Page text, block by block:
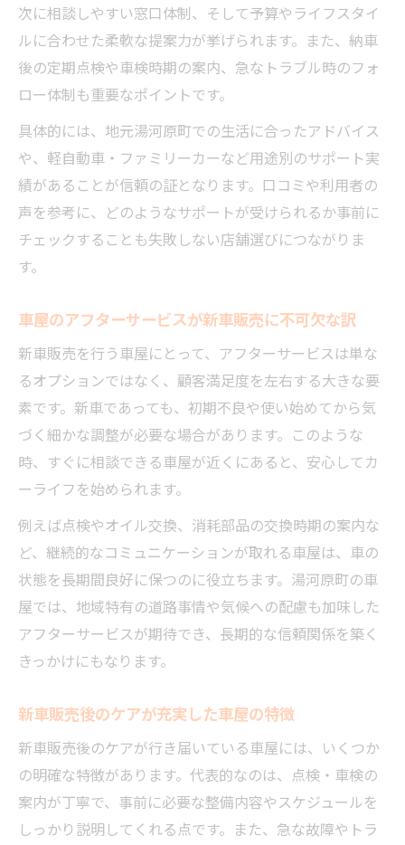
次に相談しやすい窓口体制、そして予算やライフスタイ
ルに合わせた柔軟な提案力が挙げられます。また、納車
後の定期点検や車検時期の案内、急なトラブル時のフォ
ロー体制も重要なポイントです。
具体的には、地元湯河原町での生活に合ったアドバイス
や、軽自動車・ファミリーカーなど用途別のサポート実
績があることが信頼の証となります。口コミや利用者の
声を参考に、どのようなサポートが受けられるか事前に
チェックすることも失敗しない店舗選びにつながりま
す。
車屋のアフターサービスが新車販売に不可欠な訳
新車販売を行う車屋にとって、アフターサービスは単な
るオプションではなく、顧客満足度を左右する大きな要
素です。新車であっても、初期不良や使い始めてから気
づく細かな調整が必要な場合があります。このような
時、すぐに相談できる車屋が近くにあると、安心してカ
ーライフを始められます。
例えば点検やオイル交換、消耗部品の交換時期の案内な
ど、継続的なコミュニケーションが取れる車屋は、車の
状態を長期間良好に保つのに役立ちます。湯河原町の車
屋では、地域特有の道路事情や気候への配慮も加味した
アフターサービスが期待でき、長期的な信頼関係を築く
きっかけにもなります。
新車販売後のケアが充実した車屋の特徴
新車販売後のケアが行き届いている車屋には、いくつか
の明確な特徴があります。代表的なのは、点検・車検の
案内が丁寧で、事前に必要な整備内容やスケジュールを
しっかり説明してくれる点です。また、急な故障やトラ